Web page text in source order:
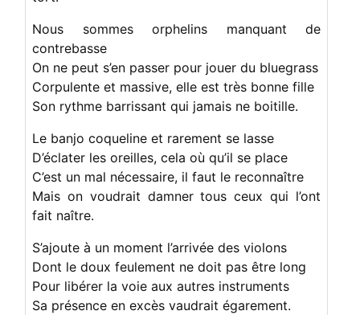
Nous sommes orphelins manquant de
contrebasse
On ne peut s’en passer pour jouer du bluegrass
Corpulente et massive, elle est très bonne fille
Son rythme barrissant qui jamais ne boitille.
Le banjo coqueline et rarement se lasse
D’éclater les oreilles, cela où qu’il se place
C’est un mal nécessaire, il faut le reconnaître
Mais on voudrait damner tous ceux qui l’ont
fait naître.
S’ajoute à un moment l’arrivée des violons
Dont le doux feulement ne doit pas être long
Pour libérer la voie aux autres instruments
Sa présence en excès vaudrait égarement.